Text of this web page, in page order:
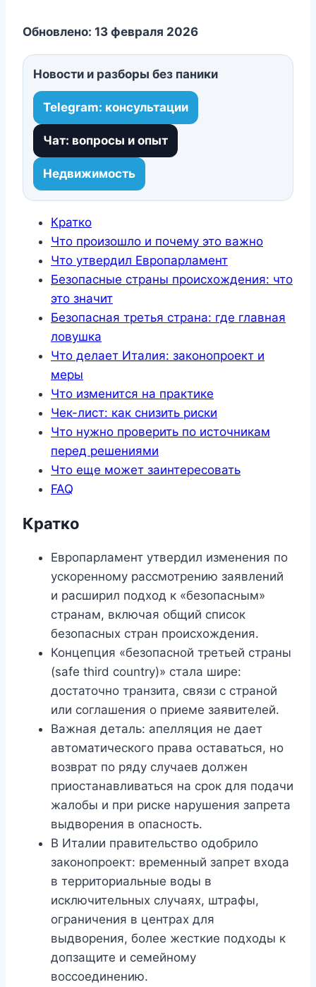
Обновлено: 13 февраля 2026
Новости и разборы без паники
Telegram: консультации
Чат: вопросы и опыт
Недвижимость
Кратко
Что произошло и почему это важно
Что утвердил Европарламент
Безопасные страны происхождения: что
это значит
Безопасная третья страна: где главная
ловушка
Что делает Италия: законопроект и
меры
Что изменится на практике
Чек-лист: как снизить риски
Что нужно проверить по источникам
перед решениями
Что еще может заинтересовать
FAQ
Кратко
Европарламент утвердил изменения по
ускоренному рассмотрению заявлений
и расширил подход к «безопасным»
странам, включая общий список
безопасных стран происхождения.
Концепция «безопасной третьей страны
(safe third country)» стала шире:
достаточно транзита, связи с страной
или соглашения о приеме заявителей.
Важная деталь: апелляция не дает
автоматического права оставаться, но
возврат по ряду случаев должен
приостанавливаться на срок для подачи
жалобы и при риске нарушения запрета
выдворения в опасность.
В Италии правительство одобрило
законопроект: временный запрет входа
в территориальные воды в
исключительных случаях, штрафы,
ограничения в центрах для
выдворения, более жесткие подходы к
допзащите и семейному
воссоединению.